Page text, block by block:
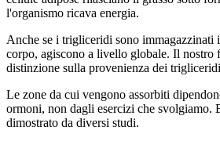
l'organismo ricava energia.
Anche se i trigliceridi sono immagazzinati
corpo, agiscono a livello globale. Il nostro
distinzione sulla provenienza dei
Le zone da cui vengono assorbiti
ormoni, non dagli esercizi che svolgiamo.
dimostrato da diversi studi.